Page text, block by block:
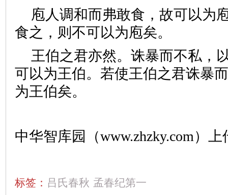
庖人调和而弗敢食，故可以为
食之，则不可以为庖矣。
王伯之君亦然。诛暴而不私，
可以为王伯。若使王伯之君诛暴
为王伯矣。
中华智库园（www.zhzky.com）上
标签： 吕氏春秋 孟春纪第一